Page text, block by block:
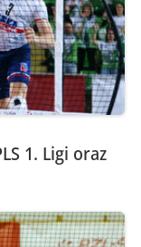
1. Ligi oraz